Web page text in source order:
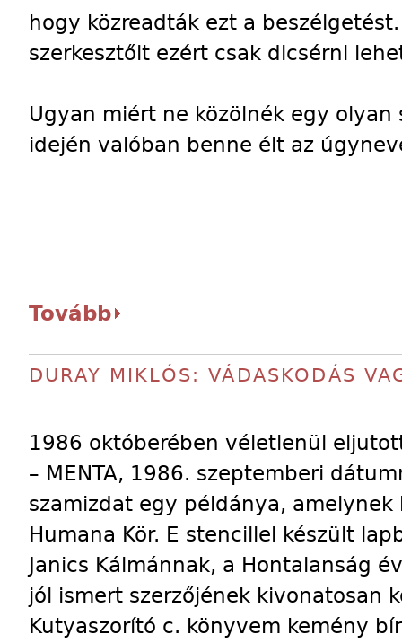
hogy közreadták ezt a
szerkesztőit ezért csak dicsérni
Ugyan miért ne közölnék egy
idején valóban benne élt az
Tovább
DURAY MIKLÓS: VÁDASKODÁS
1986 októberében véletlenül eljutott
– MENTA, 1986. szeptemberi
szamizdat egy példánya, amelynek
Humana Kör. E stencillel készült
Janics Kálmánnak, a Hontalanság
jól ismert szerzőjének kivonatosan
Kutyaszorító c. könyvem kemény